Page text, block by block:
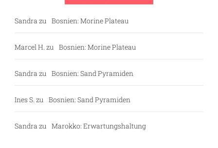
Sandra zu Bosnien: Morine Plateau
Marcel H. zu Bosnien: Morine Plateau
Sandra zu Bosnien: Sand Pyramiden
Ines S. zu Bosnien: Sand Pyramiden
Sandra zu Marokko: Erwartungshaltung